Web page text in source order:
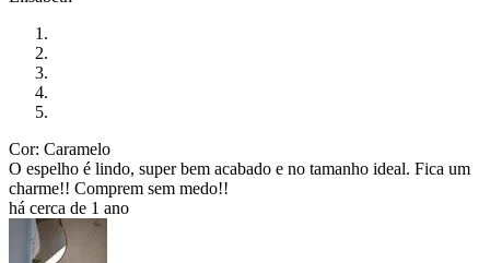
Cor: Caramelo
O espelho é lindo, super bem acabado e no tamanho ideal. Fica um
charme!! Comprem sem medo!!
há cerca de 1 ano